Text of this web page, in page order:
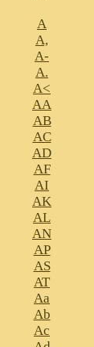
A
A,
A-
A.
A<
AA
AB
AC
AD
AF
AI
AK
AL
AN
AP
AS
AT
Aa
Ab
Ac